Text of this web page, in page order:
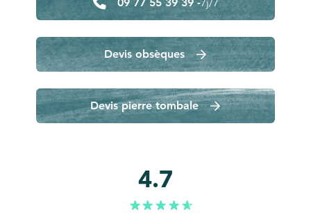
Devis obsèques
Devis pierre tombale
4.7